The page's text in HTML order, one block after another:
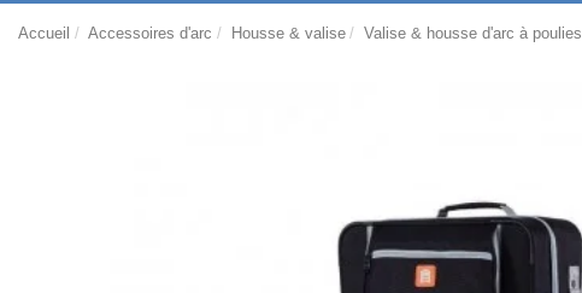
Accueil Accessoires d'arc Housse & valise Valise & housse d'arc à poulies